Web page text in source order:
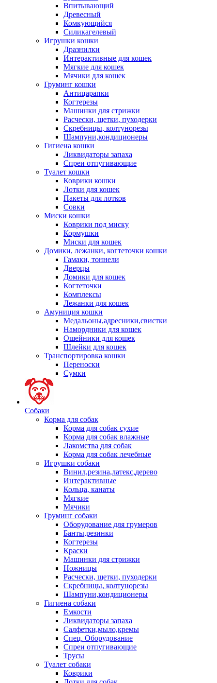
Впитывающий
Древесный
Комкующийся
Силикагелевый
Игрушки кошки
Дразнилки
Интерактивные для кошек
Мягкие для кошек
Мячики для кошек
Груминг кошки
Антицарапки
Когтерезы
Машинки для стрижки
Расчески, щетки, пуходерки
Скребницы, колтунорезы
Шампуни,кондиционеры
Гигиена кошки
Ликвидаторы запаха
Спреи отпугивающие
Туалет кошки
Коврики кошки
Лотки для кошек
Пакеты для лотков
Совки
Миски кошки
Коврики под миску
Кормушки
Миски для кошек
Домики, лежанки, когтеточки кошки
Гамаки, тоннели
Дверцы
Домики для кошек
Когтеточки
Комплексы
Лежанки для кошек
Амуниция кошки
Медальоны,адресники,свистки
Намордники для кошек
Ошейники для кошек
Шлейки для кошек
Транспортировка кошки
Переноски
Сумки
Собаки
Корма для собак
Корма для собак сухие
Корма для собак влажные
Лакомства для собак
Корма для собак лечебные
Игрушки собаки
Винил,резина,латекс,дерево
Интерактивные
Кольца, канаты
Мягкие
Мячики
Груминг собаки
Оборудование для грумеров
Банты,резинки
Когтерезы
Краски
Машинки для стрижки
Ножницы
Расчески, щетки, пуходерки
Скребницы, колтунорезы
Шампуни,кондиционеры
Гигиена собаки
Емкости
Ликвидаторы запаха
Салфетки,мыло,кремы
Спец. Оборудование
Спреи отпугивающие
Трусы
Туалет собаки
Коврики